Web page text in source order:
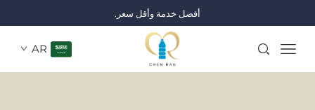
أفضل خدمة وأقل سعر.
AR